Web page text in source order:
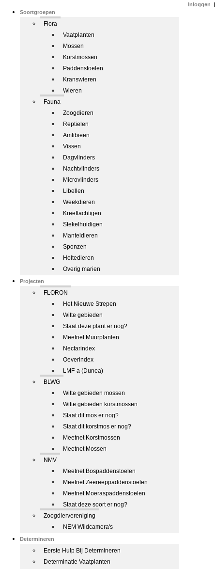
Soortgroepen
Flora
Vaatplanten
Mossen
Korstmossen
Paddenstoelen
Kranswieren
Wieren
Fauna
Zoogdieren
Reptielen
Amfibieën
Vissen
Dagvlinders
Nachtvlinders
Microvlinders
Libellen
Weekdieren
Kreeftachtigen
Stekelhuidigen
Manteldieren
Sponzen
Holtedieren
Overig marien
Projecten
FLORON
Het Nieuwe Strepen
Witte gebieden
Staat deze plant er nog?
Meetnet Muurplanten
Nectarindex
Oeverindex
LMF-a (Dunea)
BLWG
Witte gebieden mossen
Witte gebieden korstmossen
Staat dit mos er nog?
Staat dit korstmos er nog?
Meetnet Korstmossen
Meetnet Mossen
NMV
Meetnet Bospaddenstoelen
Meetnet Zeereeppaddenstoelen
Meetnet Moeraspaddenstoelen
Staat deze soort er nog?
Zoogdiervereniging
NEM Wildcamera's
Determineren
Eerste Hulp Bij Determineren
Determinatie Vaatplanten
Inloggen |